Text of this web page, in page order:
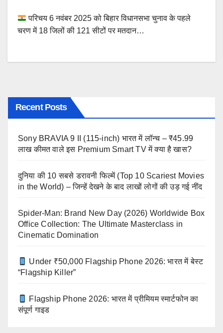
परिचय 6 नवंबर 2025 को बिहार विधानसभा चुनाव के पहले
चरण में 18 जिलों की 121 सीटों पर मतदान…
Recent Posts
Sony BRAVIA 9 II (115-inch) भारत में लॉन्च – ₹45.99
लाख कीमत वाले इस Premium Smart TV में क्या है खास?
दुनिया की 10 सबसे डरावनी फिल्में (Top 10 Scariest Movies
in the World) – जिन्हें देखने के बाद लाखों लोगों की उड़ गई नींद
Spider-Man: Brand New Day (2026) Worldwide Box
Office Collection: The Ultimate Masterclass in
Cinematic Domination
Under ₹50,000 Flagship Phone 2026: भारत में बेस्ट
“Flagship Killer”
Flagship Phone 2026: भारत में प्रीमियम स्मार्टफोन का
संपूर्ण गाइड